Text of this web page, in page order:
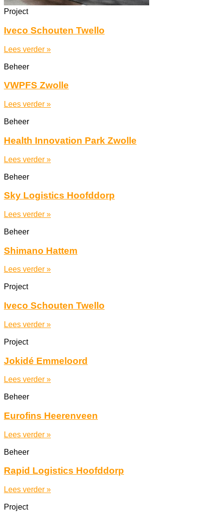
Project
Iveco Schouten Twello
Lees verder »
Beheer
VWPFS Zwolle
Lees verder »
Beheer
Health Innovation Park Zwolle
Lees verder »
Beheer
Sky Logistics Hoofddorp
Lees verder »
Beheer
Shimano Hattem
Lees verder »
Project
Iveco Schouten Twello
Lees verder »
Project
Jokidé Emmeloord
Lees verder »
Beheer
Eurofins Heerenveen
Lees verder »
Beheer
Rapid Logistics Hoofddorp
Lees verder »
Project